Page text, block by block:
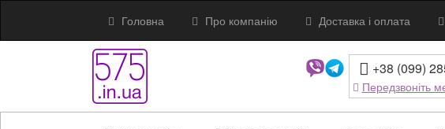
Головна Про компанію Доставка і оплата
+38 (099)
Передзвоніть